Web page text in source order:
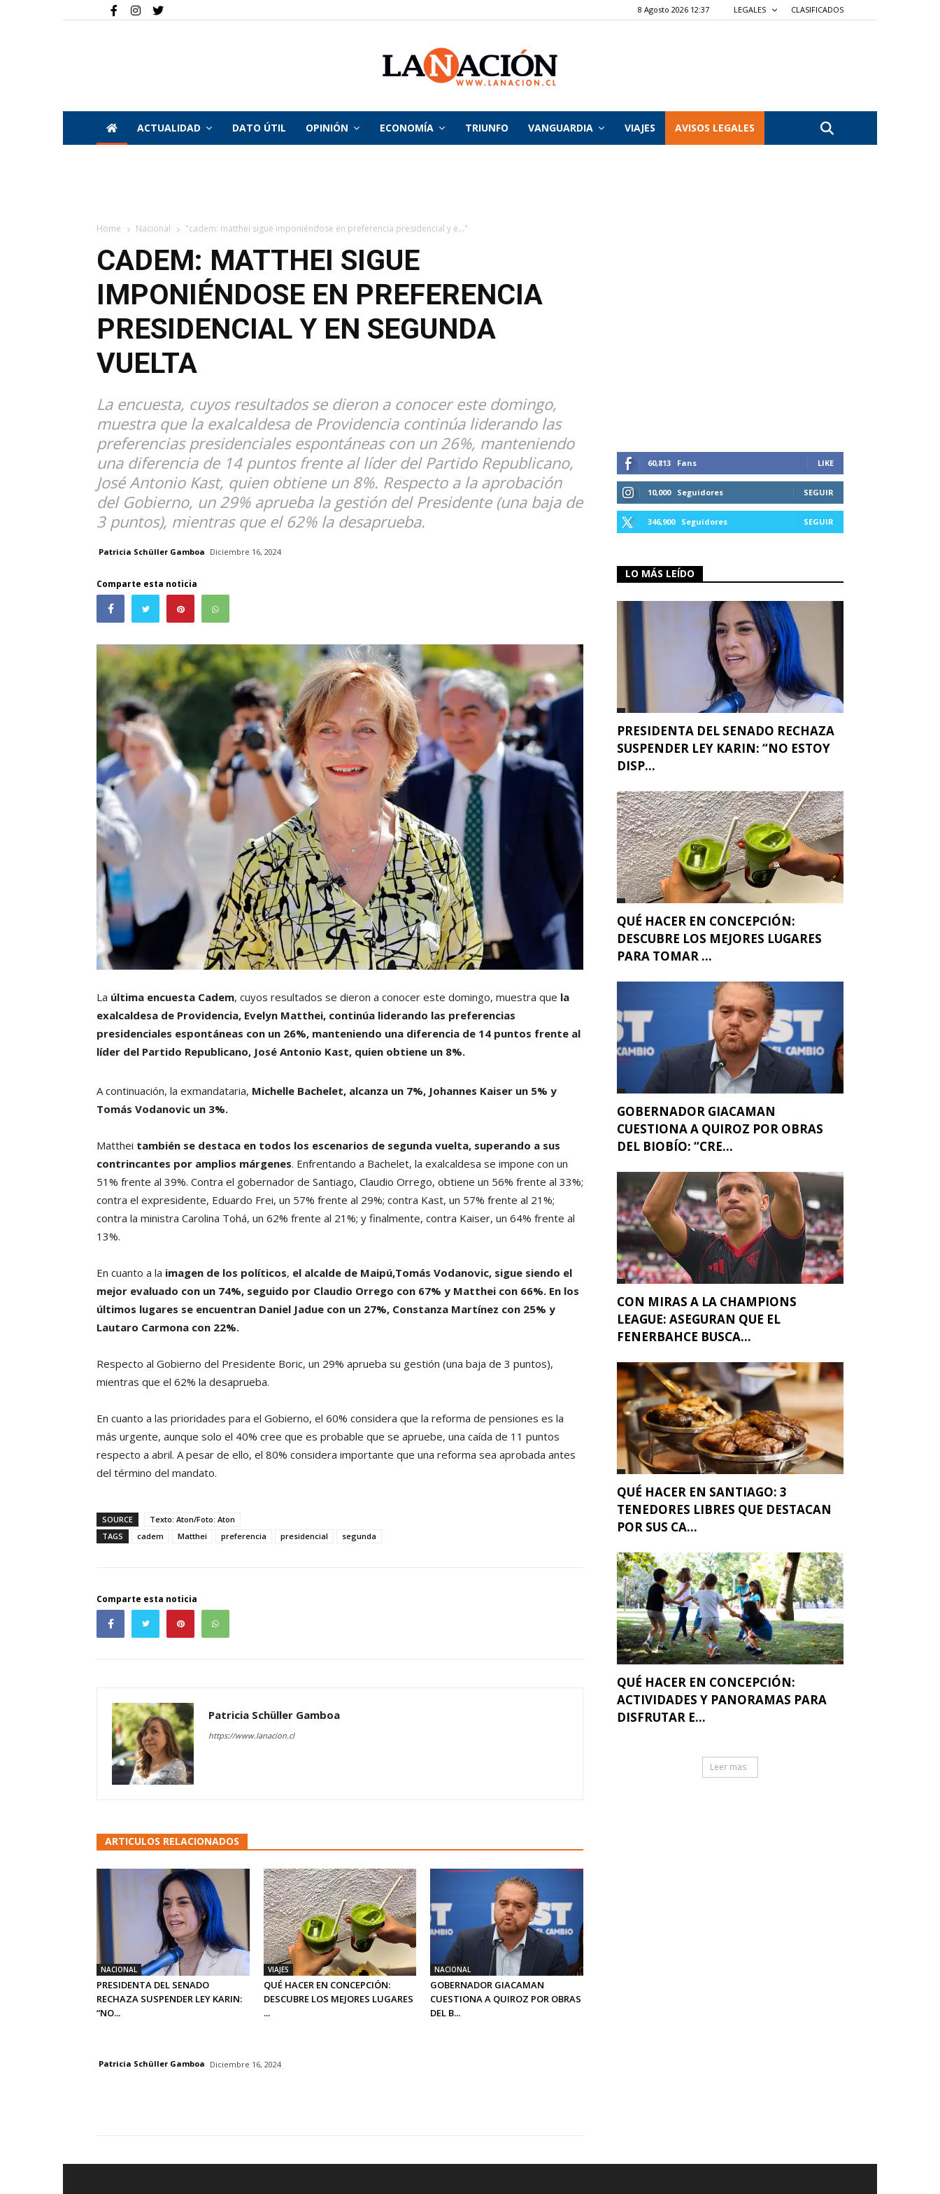
8 Agosto 2026 12:37 LEGALES CLASIFICADOS
La
ACTUALIDAD DATO ÚTIL OPINIÓN ECONOMÍA TRIUNFO VANGUARDIA VIAJES AVISOS LEGALES
Home Nacional "cadem: matthei sigue imponiéndose en preferencia presidencial y e..."
CADEM: MATTHEI SIGUE
IMPONIÉNDOSE EN PREFERENCIA
PRESIDENCIAL Y EN SEGUNDA
VUELTA
La encuesta, cuyos resultados se dieron a conocer este domingo,
muestra que la exalcaldesa de Providencia continúa liderando las
preferencias presidenciales espontáneas con un 26%, manteniendo
una diferencia de 14 puntos frente al líder del Partido Republicano,
José Antonio Kast, quien obtiene un 8%. Respecto a la aprobación
del Gobierno, un 29% aprueba la gestión del Presidente (una baja de
3 puntos), mientras que el 62% la desaprueba.
Patricia Schüller Gamboa Diciembre 16, 2024
Comparte esta noticia
La última encuesta Cadem, cuyos resultados se dieron a conocer este domingo, muestra que la
exalcaldesa de Providencia, Evelyn Matthei, continúa liderando las preferencias
presidenciales espontáneas con un 26%, manteniendo una diferencia de 14 puntos frente al
líder del Partido Republicano, José Antonio Kast, quien obtiene un 8%.
A continuación, la exmandataria, Michelle Bachelet, alcanza un 7%, Johannes Kaiser un 5% y
Tomás Vodanovic un 3%.
Matthei también se destaca en todos los escenarios de segunda vuelta, superando a sus
contrincantes por amplios márgenes. Enfrentando a Bachelet, la exalcaldesa se impone con un
51% frente al 39%. Contra el gobernador de Santiago, Claudio Orrego, obtiene un 56% frente al 33%;
contra el expresidente, Eduardo Frei, un 57% frente al 29%; contra Kast, un 57% frente al 21%;
contra la ministra Carolina Tohá, un 62% frente al 21%; y finalmente, contra Kaiser, un 64% frente al
13%.
En cuanto a la imagen de los políticos, el alcalde de Maipú,Tomás Vodanovic, sigue siendo el
mejor evaluado con un 74%, seguido por Claudio Orrego con 67% y Matthei con 66%. En los
últimos lugares se encuentran Daniel Jadue con un 27%, Constanza Martínez con 25% y
Lautaro Carmona con 22%.
Respecto al Gobierno del Presidente Boric, un 29% aprueba su gestión (una baja de 3 puntos),
mientras que el 62% la desaprueba.
En cuanto a las prioridades para el Gobierno, el 60% considera que la reforma de pensiones es la
más urgente, aunque solo el 40% cree que es probable que se apruebe, una caída de 11 puntos
respecto a abril. A pesar de ello, el 80% considera importante que una reforma sea aprobada antes
del término del mandato.
SOURCE
Texto: Aton/Foto: Aton
TAGS
cadem Matthei preferencia presidencial segunda
Comparte esta noticia
Patricia Schüller Gamboa
https://www.lanacion.cl
ARTICULOS RELACIONADOS
NACIONAL
PRESIDENTA DEL SENADO
RECHAZA SUSPENDER LEY KARIN:
“NO...
VIAJES
QUÉ HACER EN CONCEPCIÓN:
DESCUBRE LOS MEJORES LUGARES
...
NACIONAL
GOBERNADOR GIACAMAN
CUESTIONA A QUIROZ POR OBRAS
DEL B...
60,813 Fans LIKE
10,000 Seguidores SEGUIR
346,900 Seguidores SEGUIR
LO MÁS LEÍDO
PRESIDENTA DEL SENADO RECHAZA
SUSPENDER LEY KARIN: “NO ESTOY
DISP...
QUÉ HACER EN CONCEPCIÓN:
DESCUBRE LOS MEJORES LUGARES
PARA TOMAR ...
GOBERNADOR GIACAMAN
CUESTIONA A QUIROZ POR OBRAS
DEL BIOBÍO: “CRE...
CON MIRAS A LA CHAMPIONS
LEAGUE: ASEGURAN QUE EL
FENERBAHCE BUSCA...
QUÉ HACER EN SANTIAGO: 3
TENEDORES LIBRES QUE DESTACAN
POR SUS CA...
QUÉ HACER EN CONCEPCIÓN:
ACTIVIDADES Y PANORAMAS PARA
DISFRUTAR E...
Leer mas
Patricia Schüller Gamboa Diciembre 16, 2024